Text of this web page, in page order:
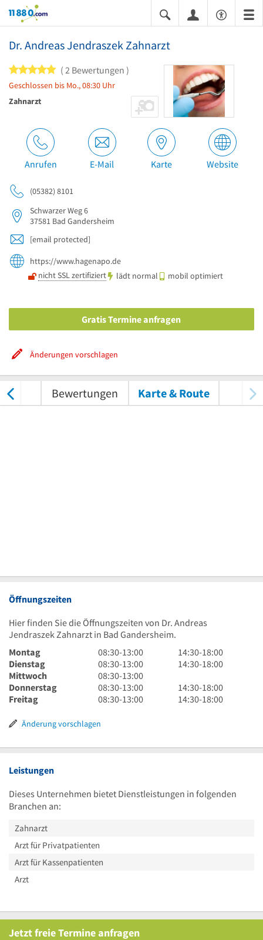
11880.com
Dr. Andreas Jendraszek Zahnarzt
5 von 5 Sternen
2 Bewertungen
Geschlossen bis Mo., 08:30 Uhr
Zahnarzt
Anrufen E-Mail Karte Website
(05382) 8101
Schwarzer Weg 6
37581 Bad Gandersheim
[email protected]
https://www.hagenapo.de
nicht SSL zertifiziert
lädt normal mobil optimiert
Gratis Termine anfragen
Änderungen vorschlagen
Bewertungen Karte & Route
Öffnungszeiten
Hier finden Sie die Öffnungszeiten von Dr. Andreas
Jendraszek Zahnarzt in Bad Gandersheim.
Montag
8
Uhr
30
bis
13
08:30-13:00
14
Uhr
bis
18
14:30-18:00
Dienstag
8
Uhr
30
bis
Uhr
08:30-13:00
14
30
bis
14:30-18:00
Mittwoch
8
Uhr
30
13
08:30-13:00
Donnerstag
8
Uhr
bis
Uhr
08:30-13:00
14
Uhr
Uhr
14:30-18:00
Freitag
8
30
13
08:30-13:00
14
18
14:30-18:00
Änderung vorschlagen
Leistungen
Dieses Unternehmen bietet Dienstleistungen in folgenden
Branchen an:
Zahnarzt
Arzt für Privatpatienten
Arzt für Kassenpatienten
Arzt
JetztfreieTermine anfragen